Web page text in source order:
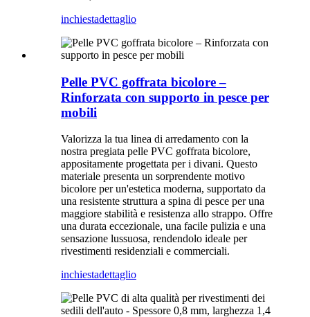
inchiestadettaglio
Pelle PVC goffrata bicolore –
Rinforzata con supporto in pesce per
mobili
Valorizza la tua linea di arredamento con la
nostra pregiata pelle PVC goffrata bicolore,
appositamente progettata per i divani. Questo
materiale presenta un sorprendente motivo
bicolore per un'estetica moderna, supportato da
una resistente struttura a spina di pesce per una
maggiore stabilità e resistenza allo strappo. Offre
una durata eccezionale, una facile pulizia e una
sensazione lussuosa, rendendolo ideale per
rivestimenti residenziali e commerciali.
inchiestadettaglio